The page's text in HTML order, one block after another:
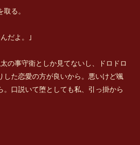
る。
だよ。｣
の事守衛としか見てないし、ドロドロ
した恋愛の方が良いから。悪いけど颯
。口説いて堕としても私、引っ掛から